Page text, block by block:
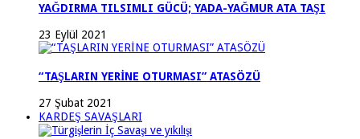
YAĞDIRMA TILSIMLI GÜCÜ; YADA-YAĞMUR ATA TAŞI
23 Eylül 2021
“TAŞLARIN YERİNE OTURMASI” ATASÖZÜ
27 Şubat 2021
KARDEŞ SAVAŞLARI